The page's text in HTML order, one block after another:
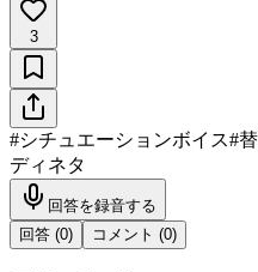
3
#シチュエーションボイス#
ディネタ
回答を録音する
回答 (0) コメント (0)